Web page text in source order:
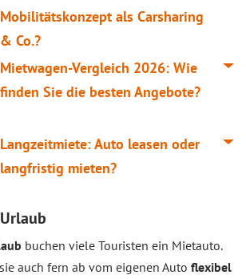
Mobilitätskonzept als Carsharing
& Co.?
Mietwagen-Vergleich 2026: Wie
finden Sie die besten Angebote?
Langzeitmiete: Auto leasen oder
langfristig mieten?
buchen viele Touristen ein Mietauto.
auch fern ab vom eigenen Auto flexibel